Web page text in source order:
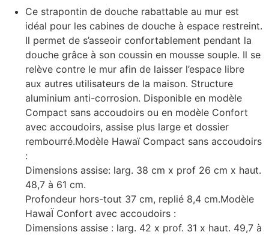
Ce strapontin de douche rabattable au mur est
idéal pour les cabines de douche à espace restreint.
Il permet de s’asseoir confortablement pendant la
douche grâce à son coussin en mousse souple. Il se
relève contre le mur afin de laisser l’espace libre
aux autres utilisateurs de la maison. Structure
aluminium anti-corrosion. Disponible en modèle
Compact sans accoudoirs ou en modèle Confort
avec accoudoirs, assise plus large et dossier
rembourré.Modèle Hawaï Compact sans accoudoirs
:
Dimensions assise: larg. 38 cm x prof 26 cm x haut.
48,7 à 61 cm.
Profondeur hors-tout 37 cm, replié 8,4 cm.Modèle
HawaÏ Confort avec accoudoirs :
Dimensions assise : larg. 42 x prof. 31 x haut. 49,7 à